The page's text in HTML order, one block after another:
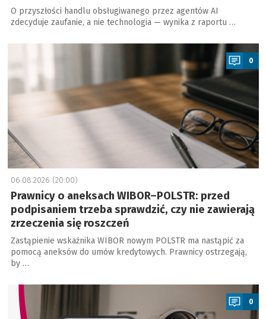
O przyszłości handlu obsługiwanego przez agentów AI
zdecyduje zaufanie, a nie technologia — wynika z raportu …
a
0
06.08.2026 (20:00)
Prawnicy o aneksach WIBOR–POLSTR: przed
podpisaniem trzeba sprawdzić, czy nie zawierają
zrzeczenia się roszczeń
Zastąpienie wskaźnika WIBOR nowym POLSTR ma nastąpić za
pomocą aneksów do umów kredytowych. Prawnicy ostrzegają,
by …
0